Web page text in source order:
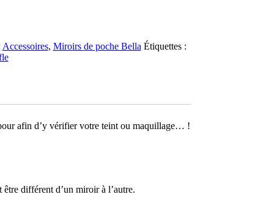
Accessoires, Miroirs de poche Bella Étiquettes :
afin d’y vérifier votre teint ou maquillage… !
différent d’un miroir à l’autre.